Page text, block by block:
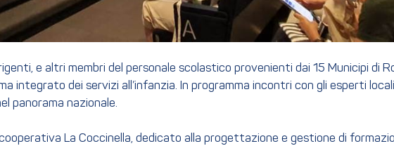
e altri membri del personale scolastico provenienti dai 15 Municipi di
integrato dei servizi all’infanzia. In programma incontri con gli esperti
panorama nazionale.
La Coccinella, dedicato alla progettazione e gestione di